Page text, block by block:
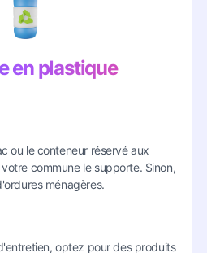
en plastique
ou le conteneur réservé aux
commune le supporte. Sinon,
ménagères.
optez pour des produits